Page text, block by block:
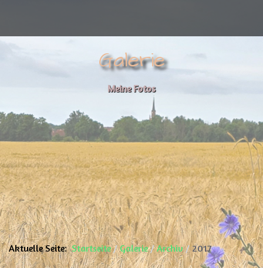
Galerie
Meine Fotos
Aktuelle Seite:Startseite Galerie Archiv 2017